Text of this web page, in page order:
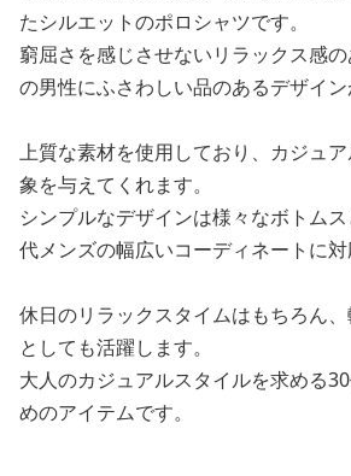
たシルエットのポロシャツです。
窮屈さを感じさせないリラックス感
の男性にふさわしい品のあるデザイン
上質な素材を使用しており、カジュ
象を与えてくれます。
シンプルなデザインは様々なボトム
代メンズの幅広いコーディネートに対
休日のリラックスタイムはもちろん
としても活躍します。
大人のカジュアルスタイルを求める
めのアイテムです。